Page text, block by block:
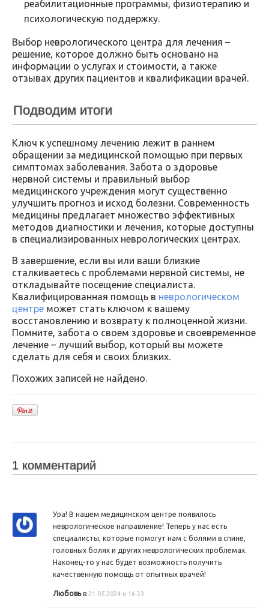
реабилитационные программы, физиотерапию и
психологическую поддержку.
Выбор неврологического центра для лечения –
решение, которое должно быть основано на
информации о услугах и стоимости, а также
отзывах других пациентов и квалификации врачей.
Подводим итоги
Ключ к успешному лечению лежит в раннем
обращении за медицинской помощью при первых
симптомах заболевания. Забота о здоровье
нервной системы и правильный выбор
медицинского учреждения могут существенно
улучшить прогноз и исход болезни. Современность
медицины предлагает множество эффективных
методов диагностики и лечения, которые доступны
в специализированных неврологических центрах.
В завершение, если вы или ваши близкие
сталкиваетесь с проблемами нервной системы, не
откладывайте посещение специалиста.
Квалифицированная помощь в неврологическом
центре может стать ключом к вашему
восстановлению и возврату к полноценной жизни.
Помните, забота о своем здоровье и своевременное
лечение – лучший выбор, который вы можете
сделать для себя и своих близких.
Похожих записей не найдено.
1 комментарий
Ура! В нашем медицинском центре появилось
неврологическое направление! Теперь у нас есть
специалисты, которые помогут нам с болями в спине,
головных болях и других неврологических проблемах.
Наконец-то у нас будет возможность получить
качественную помощь от опытных врачей!
Любовьв 21.05.2024 в 16:23